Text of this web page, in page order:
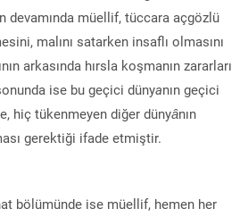
devamında müellif, tüccara açgözlü
malını satarken insaflı olmasını
arkasında hırsla koşmanın zararları
ise bu geçici dünyanın geçici
hiç tükenmeyen diğer dünyânın
gerektiği ifade etmiştir.
bölümünde ise müellif, hemen her